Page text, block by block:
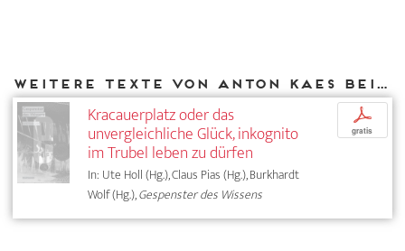
Weitere Texte von Anton Kaes bei DIAPHANES
Kracauerplatz oder das
unvergleichliche Glück, inkognito
im Trubel leben zu dürfen
In: Ute Holl (Hg.), Claus Pias (Hg.), Burkhardt
Wolf (Hg.),Gespenster des Wissens
p
gratis